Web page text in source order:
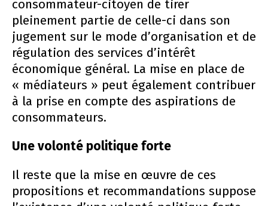
consommateur-citoyen de tirer
pleinement partie de celle-ci dans son
jugement sur le mode d’organisation et de
régulation des services d’intérêt
économique général. La mise en place de
« médiateurs » peut également contribuer
à la prise en compte des aspirations de
consommateurs.
Une volonté politique forte
Il reste que la mise en œuvre de ces
propositions et recommandations suppose